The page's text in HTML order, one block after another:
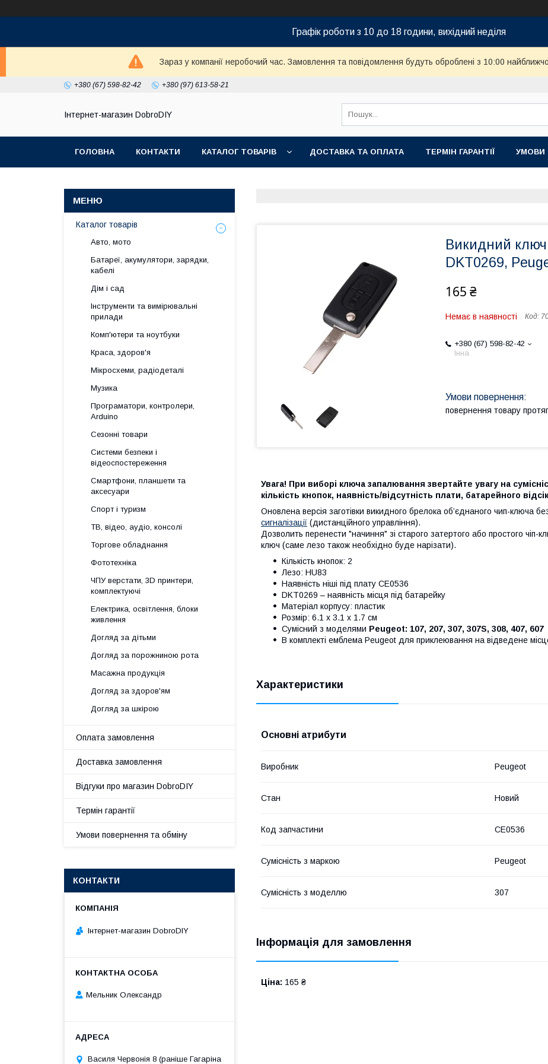
Графік роботи з 10 до 18 години, вихідний неділя
Зараз у компанії неробочий час. Замовлення та повідомлення будуть оброблені з 10:00
+380 (67) 598-82-42 +380 (97) 613-58-21
Інтернет-магазин DobroDIY
ГОЛОВНА КОНТАКТИ КАТАЛОГ ТОВАРІВ ДОСТАВКА ТА ОПЛАТА ТЕРМІН ГАРАНТІЇ УМОВИ
Викидний ключ,
DKT0269,
165 ₴
Немає в наявності Код:
+380 (67) 598-82-42
Інна
повернення товару
Увага! При виборі ключа запалювання звертайте увагу на
кількість кнопок, наявність/відсутність плати, батарейного
Оновлена версія заготівки викидного брелока об’єднаного чип-ключа
сигналізації (дистанційного управління).
Дозволить перенести "начиння" зі старого затертого або простого чіп-
ключ (саме лезо також необхідно буде нарізати).
Кількість кнопок: 2
Лезо: HU83
Наявність ніші під плату CE0536
DKT0269 – наявність місця під батарейку
Матеріал корпусу: пластик
Розмір: 6.1 х 3.1 х 1.7 см
Сумісний з моделями Peugeot: 107, 207, 307, 307S, 308, 407, 607
В комплекті емблема Peugeot для приклеювання на відведене
Характеристики
Основні атрибути
Виробник Peugeot
Стан Новий
Код запчастини CE0536
Сумісність з маркою Peugeot
Сумісність з моделлю 307
Інформація для замовлення
Ціна: 165 ₴
Каталог товарів
Авто, мото
Батареї, акумулятори, зарядки,
кабелі
Дім і сад
Інструменти та вимірювальні
прилади
Комп'ютери та ноутбуки
Краса, здоров'я
Мікросхеми, радіодеталі
Музика
Програматори, контролери,
Arduino
Сезонні товари
Системи безпеки і
відеоспостереження
Смартфони, планшети та
аксесуари
Спорт і туризм
ТВ, відео, аудіо, консолі
Торгове обладнання
Фототехніка
ЧПУ верстати, 3D принтери,
комплектуючі
Електрика, освітлення, блоки
живлення
Догляд за дітьми
Догляд за порожниною рота
Масажна продукція
Догляд за здоров'ям
Догляд за шкірою
Оплата замовлення
Доставка замовлення
Відгуки про магазин DobroDIY
Термін гарантії
Умови повернення та обміну
КОНТАКТИ
Інтернет-магазин DobroDIY
Мельник Олександр
Василя Червонія 8 (раніше Гагаріна